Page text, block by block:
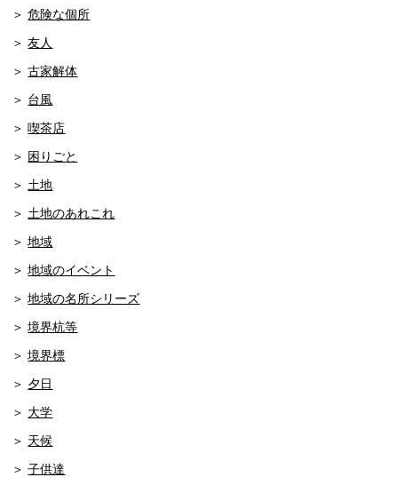
危険な個所
友人
古家解体
台風
喫茶店
困りごと
土地
土地のあれこれ
地域
地域のイベント
地域の名所シリーズ
境界杭等
境界標
夕日
大学
天候
子供達